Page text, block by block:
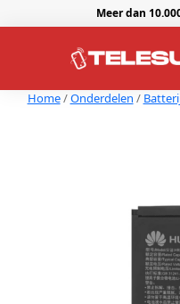
Meer dan
Home/Onderdelen /